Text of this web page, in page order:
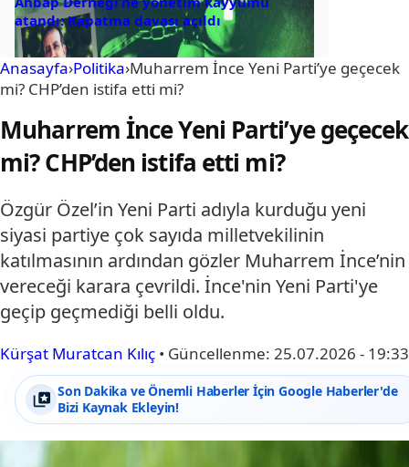
atandı: Kapatma davası açıldı
Anasayfa›Politika›Muharrem İnce Yeni Parti’ye geçecek
mi? CHP’den istifa etti mi?
Muharrem İnce Yeni Parti’ye geçecek
mi? CHP’den istifa etti mi?
Özgür Özel’in Yeni Parti adıyla kurduğu yeni
siyasi partiye çok sayıda milletvekilinin
katılmasının ardından gözler Muharrem İnce’nin
vereceği karara çevrildi. İnce'nin Yeni Parti'ye
geçip geçmediği belli oldu.
Kürşat Muratcan Kılıç • Güncellenme: 25.07.2026 - 19:33
Son Dakika ve Önemli Haberler İçin Google Haberler'de
Bizi Kaynak Ekleyin!